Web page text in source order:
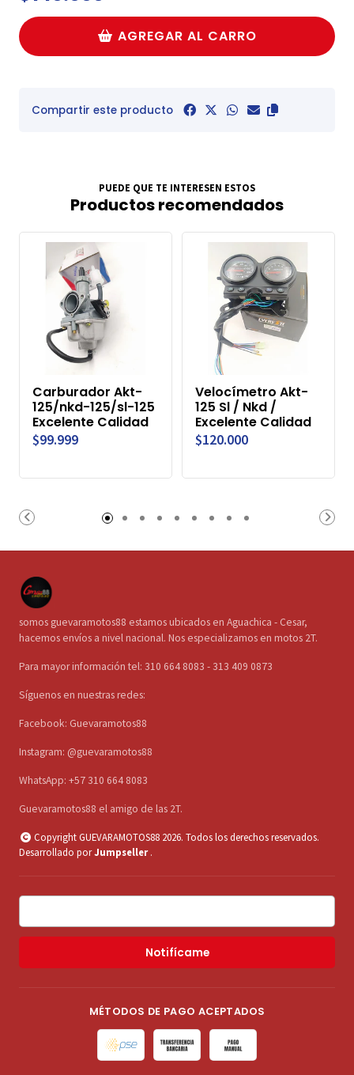
AGREGAR AL CARRO
Compartir este producto
PUEDE QUE TE INTERESEN ESTOS
Productos recomendados
Carburador Akt-
125/nkd-125/sl-125
Excelente Calidad
$99.999
Velocímetro Akt-
125 Sl / Nkd /
Excelente Calidad
$120.000
somos guevaramotos88 estamos ubicados en Aguachica - Cesar,
hacemos envíos a nivel nacional. Nos especializamos en motos 2T.
Para mayor información tel: 310 664 8083 - 313 409 0873
Síguenos en nuestras redes:
Facebook: Guevaramotos88
Instagram: @guevaramotos88
WhatsApp: +57 310 664 8083
Guevaramotos88 el amigo de las 2T.
Copyright GUEVARAMOTOS88 2026. Todos los derechos reservados.
Desarrollado porJumpseller .
Notifícame
MÉTODOS DE PAGO ACEPTADOS